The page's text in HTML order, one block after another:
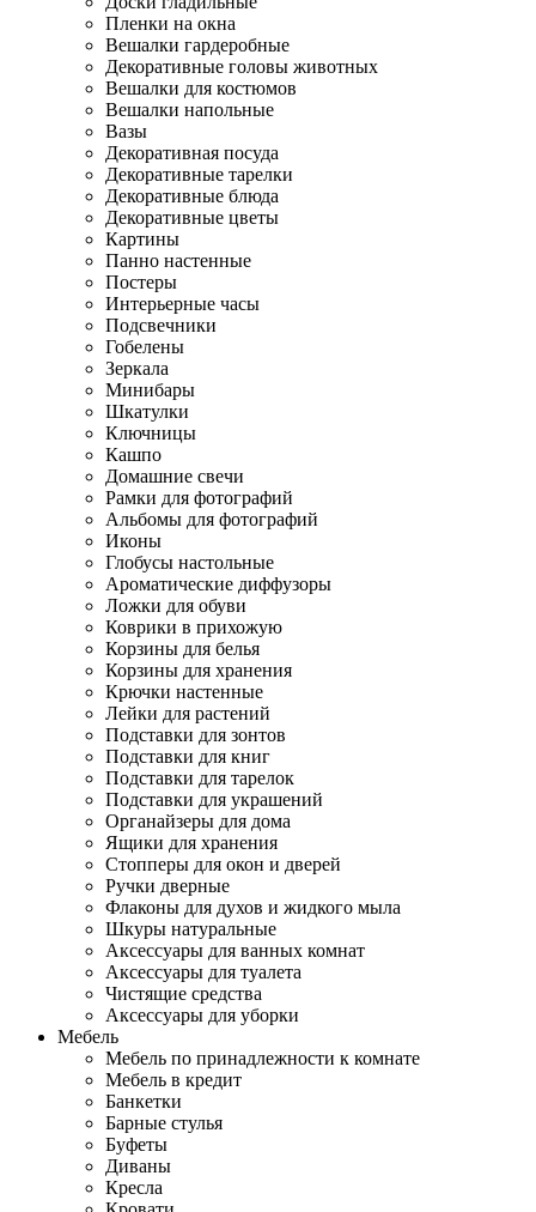
Пленки на окна
Вешалки гардеробные
Декоративные головы животных
Вешалки для костюмов
Вешалки напольные
Вазы
Декоративная посуда
Декоративные тарелки
Декоративные блюда
Декоративные цветы
Картины
Панно настенные
Постеры
Интерьерные часы
Подсвечники
Гобелены
Зеркала
Минибары
Шкатулки
Ключницы
Кашпо
Домашние свечи
Рамки для фотографий
Альбомы для фотографий
Иконы
Глобусы настольные
Ароматические диффузоры
Ложки для обуви
Коврики в прихожую
Корзины для белья
Корзины для хранения
Крючки настенные
Лейки для растений
Подставки для зонтов
Подставки для книг
Подставки для тарелок
Подставки для украшений
Органайзеры для дома
Ящики для хранения
Стопперы для окон и дверей
Ручки дверные
Флаконы для духов и жидкого мыла
Шкуры натуральные
Аксессуары для ванных комнат
Аксессуары для туалета
Чистящие средства
Аксессуары для уборки
Мебель
Мебель по принадлежности к комнате
Мебель в кредит
Банкетки
Барные стулья
Буфеты
Диваны
Кресла